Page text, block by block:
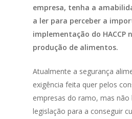
empresa, tenha a
a ler para perceber a
implementação do HACCP
produção de alimentos.
Atualmente a segurança
exigência feita quer pelos
empresas do ramo, mas não
legislação para a conseguir